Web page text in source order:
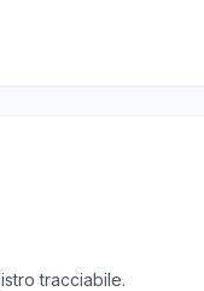
tracciabile.